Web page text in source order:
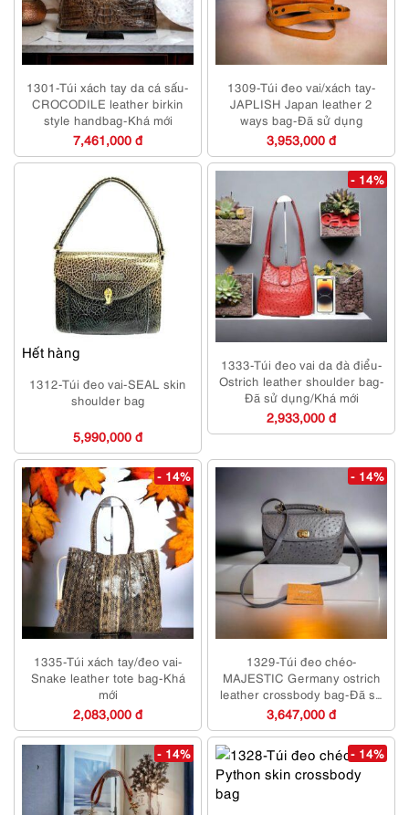
1301-Túi xách tay da cá sấu-
CROCODILE leather birkin
style handbag-Khá mới
7,461,000 đ
1309-Túi đeo vai/xách tay-
JAPLISH Japan leather 2
ways bag-Đã sử dụng
3,953,000 đ
Hết hàng
1312-Túi đeo vai-SEAL skin
shoulder bag
5,990,000 đ
- 14%
1333-Túi đeo vai da đà điểu-
Ostrich leather shoulder bag-
Đã sử dụng/Khá mới
2,933,000 đ
- 14%
1335-Túi xách tay/đeo vai-
Snake leather tote bag-Khá
mới
2,083,000 đ
- 14%
1329-Túi đeo chéo-
MAJESTIC Germany ostrich
leather crossbody bag-Đã sử
dụng
3,647,000 đ
- 14% - 14%